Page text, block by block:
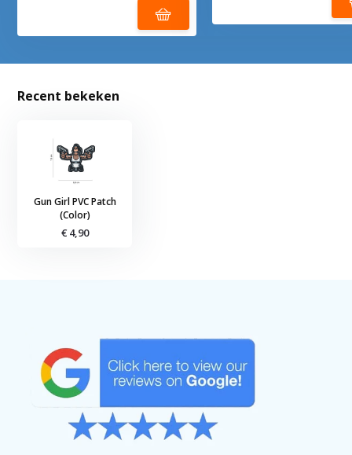
Recent bekeken
Gun Girl PVC Patch
(Color)
€ 4,90